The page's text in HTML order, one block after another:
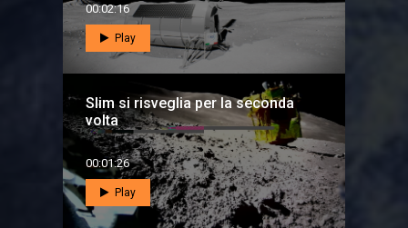
00:02:16
Play
Slim si risveglia per la seconda
volta
00:01:26
Play